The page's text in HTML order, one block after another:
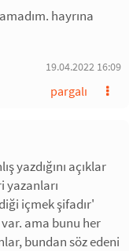
hayrına
19.04.2022 16:09
pargalı
yazdığını açıklar
yazanları
içmek şifadır'
ama bunu her
bundan söz edeni